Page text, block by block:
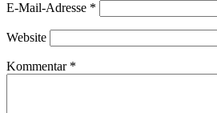
E-Mail-Adresse *
Website
Kommentar *